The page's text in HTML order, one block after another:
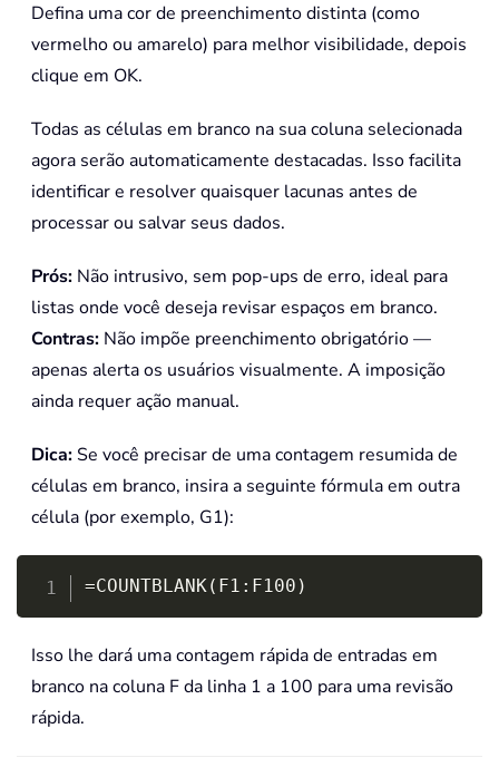
Defina uma cor de preenchimento distinta (como
vermelho ou amarelo) para melhor visibilidade, depois
clique em OK.
Todas as células em branco na sua coluna selecionada
agora serão automaticamente destacadas. Isso facilita
identificar e resolver quaisquer lacunas antes de
processar ou salvar seus dados.
Prós: Não intrusivo, sem pop-ups de erro, ideal para
listas onde você deseja revisar espaços em branco.
Contras: Não impõe preenchimento obrigatório —
apenas alerta os usuários visualmente. A imposição
ainda requer ação manual.
Dica: Se você precisar de uma contagem resumida de
células em branco, insira a seguinte fórmula em outra
célula (por exemplo, G1):
=COUNTBLANK(F1:F100)
Isso lhe dará uma contagem rápida de entradas em
branco na coluna F da linha 1 a 100 para uma revisão
rápida.